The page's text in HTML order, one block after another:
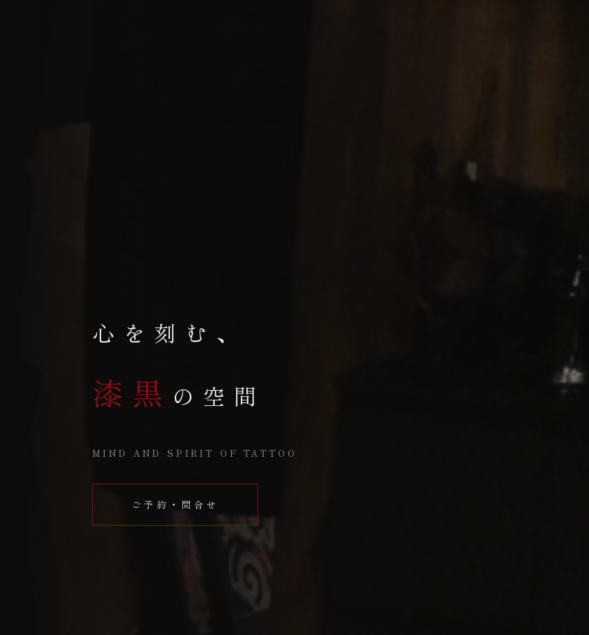
心を刻む、
漆黒 の空間
MIND AND SPIRIT OF TATTOO
ご予約・問合せ